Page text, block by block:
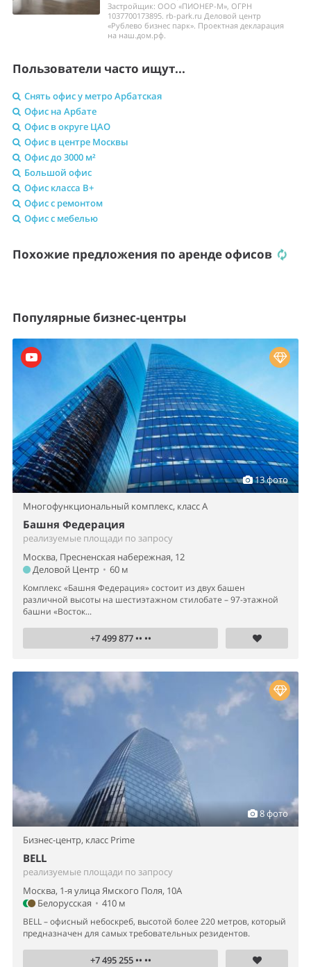
Застройщик: ООО «ПИОНЕР-М», ОГРН
1037700173895. rb-park.ru Деловой центр
«Рублево бизнес парк». Проектная декларация
на наш.дом.рф.
Пользователи часто ищут...
Снять офис у метро Арбатская
Офис на Арбате
Офис в округе ЦАО
Офис в центре Москвы
Офис до 3000 м²
Большой офис
Офис класса B+
Офис с ремонтом
Офис с мебелью
Похожие предложения по аренде офисов
Популярные бизнес-центры
13 фото
Многофункциональный комплекс, класс A
Башня Федерация
реализуемые площади по запросу
Москва, Пресненская набережная, 12
Деловой Центр • 60 м
Комплекс «Башня Федерация» состоит из двух башен
различной высоты на шестиэтажном стилобате – 97-этажной
башни «Восток...
+7 499 877 •• ••
8 фото
Бизнес-центр, класс Prime
BELL
реализуемые площади по запросу
Москва, 1-я улица Ямского Поля, 10А
Белорусская • 410 м
BELL – офисный небоскреб, высотой более 220 метров, который
предназначен для самых требовательных резидентов.
+7 495 255 •• ••